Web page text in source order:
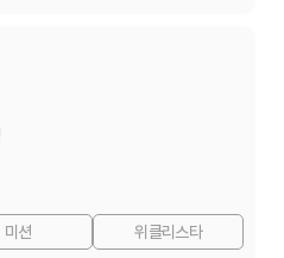
미션 위클리스타